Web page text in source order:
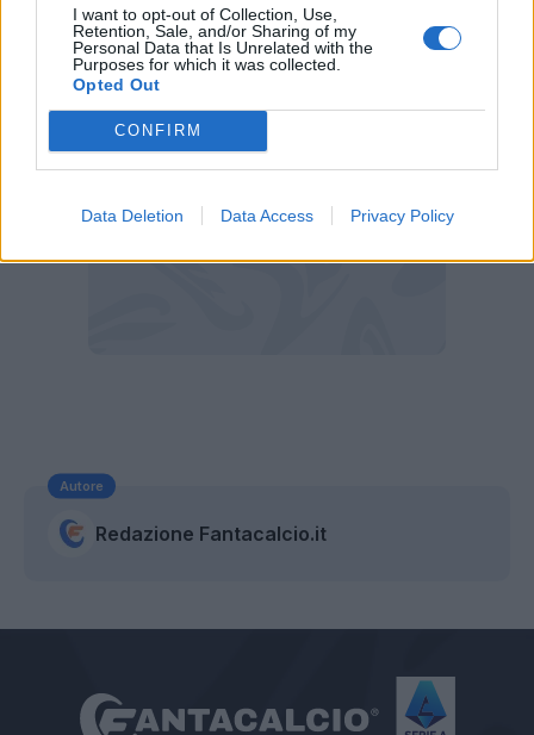
I want to opt-out of Collection, Use,
Retention, Sale, and/or Sharing of my
Personal Data that Is Unrelated with the
Purposes for which it was collected.
Opted Out
CONFIRM
Data Deletion Data Access Privacy Policy
avanti".
Autore
Redazione Fantacalcio.it